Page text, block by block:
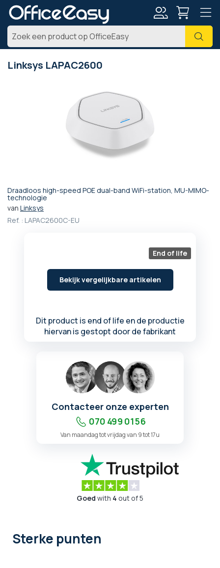
Zoek
Linksys LAPAC2600
Draadloos high-speed POE dual-band WiFi-station, MU-MIMO-
technologie
van Linksys
Ref. : LAPAC2600C-EU
End of life
Bekijk vergelijkbare artikelen
Dit product is end of life en de productie
hiervan is gestopt door de fabrikant
Ga
naar
begin
Contacteer onze experten
070 499 01 56
Van maandag tot vrijdag van 9 tot 17u
Goed with 4 out of 5
Sterke punten